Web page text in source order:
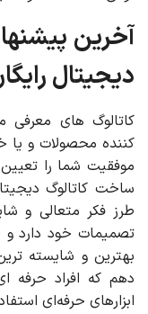
آخرین
دیجیتال
کاتالوگ های معرفی
کننده محصولات و یا
موفقیت شما را تعیین
ساخت کاتالوگ
طرز فکر متعالی و
تصمیمات خود دارد و
بهترین و شایسته
دهم که افراد حرفه
ابزارهای حرفه‌ای